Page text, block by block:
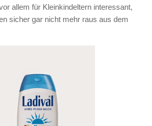
allem für Kleinkindeltern interessant,
sicher gar nicht mehr raus aus dem